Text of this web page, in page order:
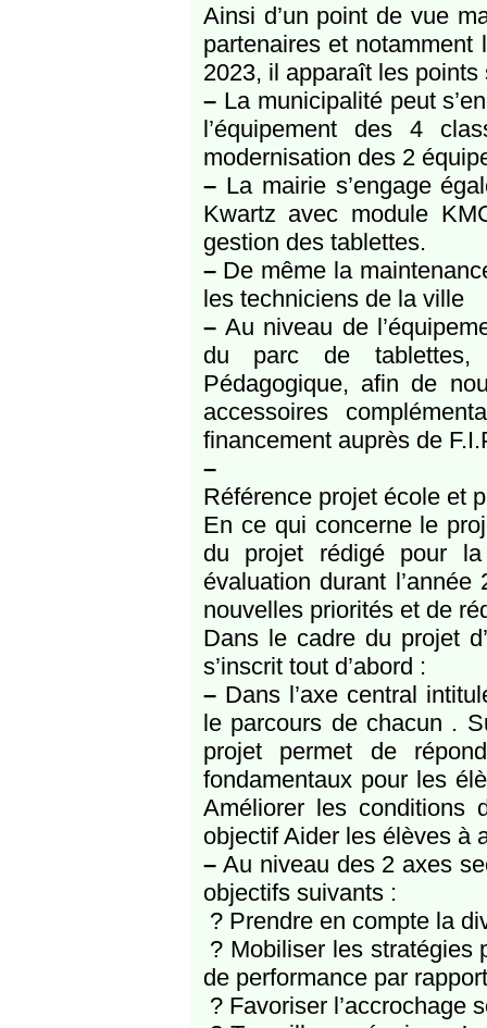
Ainsi d’un point de vue
partenaires et
2023, il apparaît les points
–La municipalité peut
l’équipement des 4
modernisation des 2
–La mairie s’engage
Kwartz avec module
gestion des tablettes.
–De même la
les techniciens de la ville
–Au niveau de
du parc de tablettes,
Pédagogique, afin de
accessoires
financement auprès de
–
Référence projet école et
En ce qui concerne le
du projet rédigé pour
évaluation durant
nouvelles priorités et de
Dans le cadre du projet
s’inscrit tout d’abord :
–Dans l’axe central
le parcours de chacun .
projet permet de
fondamentaux pour les
Améliorer les conditions
objectif Aider les élèves à
–Au niveau des 2 axes
objectifs suivants :
? Prendre en compte la
? Mobiliser les stratégies
de performance par
? Favoriser l’accrochage